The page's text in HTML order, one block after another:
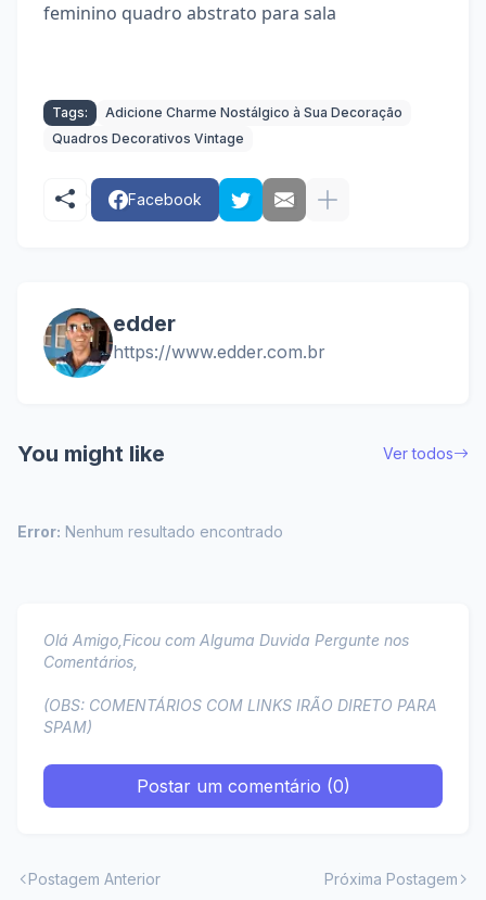
feminino quadro abstrato para sala
Tags:
Adicione Charme Nostálgico à Sua Decoração
Quadros Decorativos Vintage
Facebook
edder
https://www.edder.com.br
You might like Ver todos
Error: Nenhum resultado encontrado
Olá Amigo,Ficou com Alguma Duvida Pergunte nos
Comentários,
(OBS: COMENTÁRIOS COM LINKS IRÃO DIRETO PARA
SPAM)
Postar um comentário (0)
Postagem Anterior Próxima Postagem